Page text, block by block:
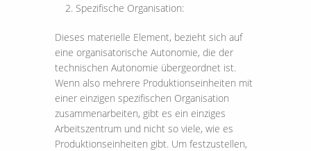
Spezifische Organisation:
Dieses materielle Element, bezieht sich auf
eine organisatorische Autonomie, die der
technischen Autonomie übergeordnet ist.
Wenn also mehrere Produktionseinheiten mit
einer einzigen spezifischen Organisation
zusammenarbeiten, gibt es ein einziges
Arbeitszentrum und nicht so viele, wie es
Produktionseinheiten gibt. Um festzustellen,